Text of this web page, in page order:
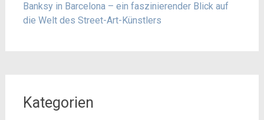
Banksy in Barcelona – ein faszinierender Blick auf
die Welt des Street-Art-Künstlers
Kategorien